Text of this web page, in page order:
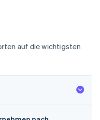
auf die wichtigsten